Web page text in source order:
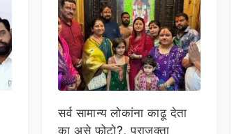
सर्व सामान्य लोकांना काढू देता
का असे फोटो?, प्राजक्ता